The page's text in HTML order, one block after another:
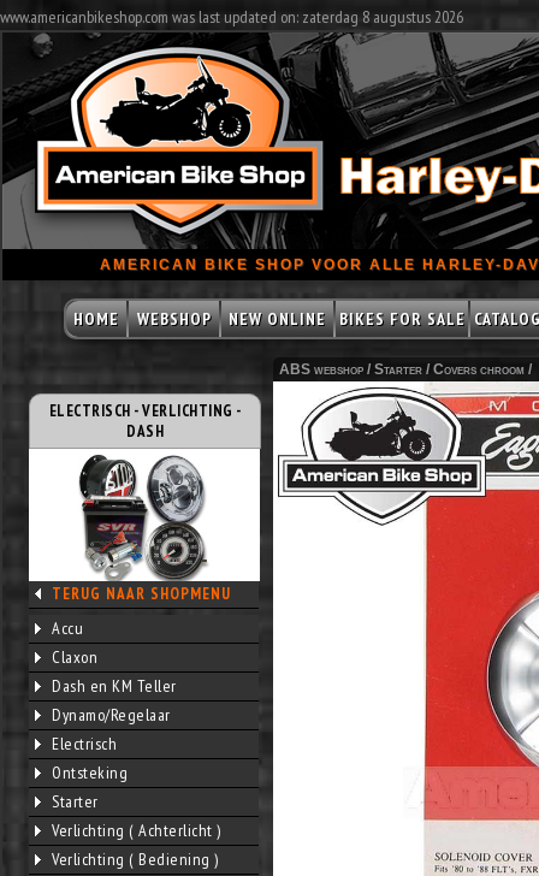
www.americanbikeshop.com was last updated on: zaterdag 8 augustus 2026
AMERICAN BIKE SHOP VOOR ALLE HARLEY-
HOME WEBSHOP NEW ONLINE BIKES FOR SALE
ELECTRISCH - VERLICHTING -
DASH
TERUG NAAR SHOPMENU
Accu
Claxon
Dash en KM Teller
Dynamo/Regelaar
Electrisch
Ontsteking
Starter
Verlichting ( Achterlicht )
Verlichting ( Bediening )
ABS webshop / Starter / Covers chroom /